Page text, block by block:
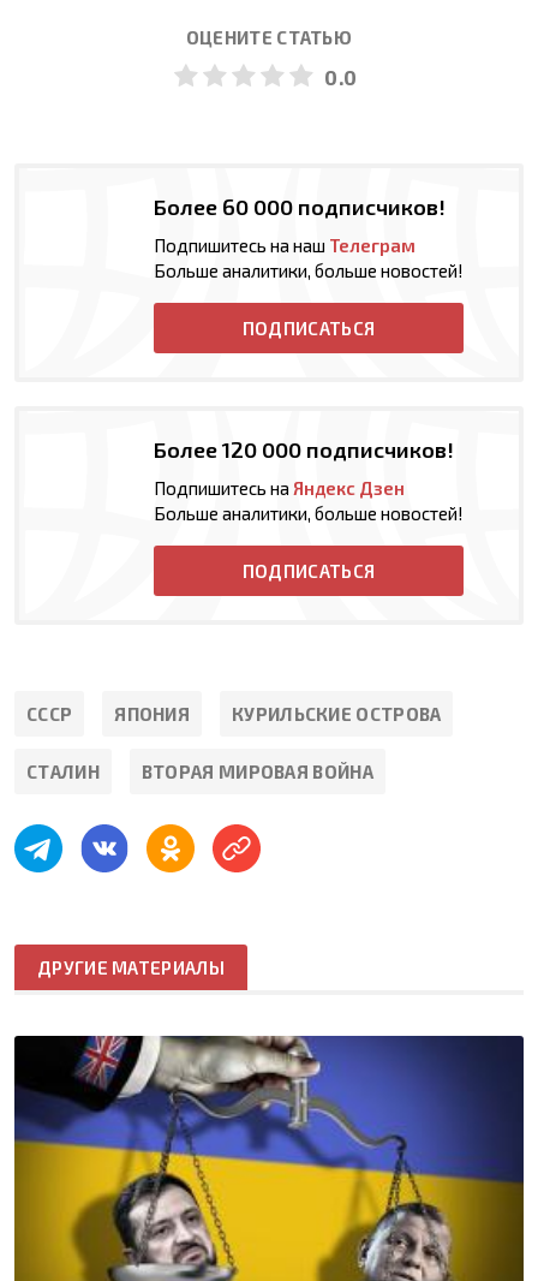
ОЦЕНИТЕ СТАТЬЮ
0.0
Более 60 000 подписчиков!
Подпишитесь на наш Телеграм
Больше аналитики, больше новостей!
ПОДПИСАТЬСЯ
Более 120 000 подписчиков!
Подпишитесь на Яндекс Дзен
Больше аналитики, больше новостей!
ПОДПИСАТЬСЯ
СССР ЯПОНИЯ КУРИЛЬСКИЕ ОСТРОВА
СТАЛИН ВТОРАЯ МИРОВАЯ ВОЙНА
ДРУГИЕ МАТЕРИАЛЫ